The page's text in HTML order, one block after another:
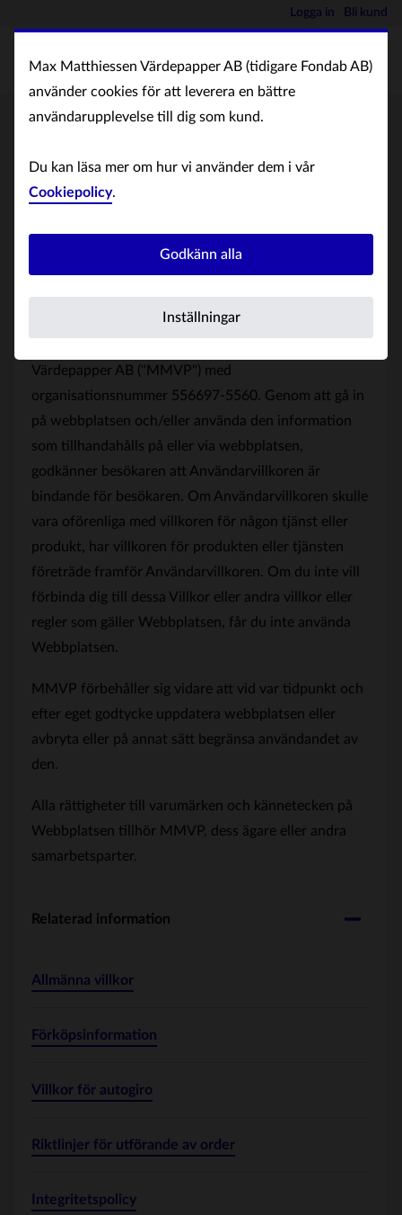
Logga in Bli kund
Användarvillkor
samarbete med Max Matthiessen
Värdepapper AB ("MMVP") med
organisationsnummer 556697-5560. Genom att gå in
på webbplatsen och/eller använda den information
som tillhandahålls på eller via webbplatsen,
godkänner besökaren att Användarvillkoren är
bindande för besökaren. Om Användarvillkoren skulle
vara oförenliga med villkoren för någon tjänst eller
produkt, har villkoren för produkten eller tjänsten
företräde framför Användarvillkoren. Om du inte vill
förbinda dig till dessa Villkor eller andra villkor eller
regler som gäller Webbplatsen, får du inte använda
Webbplatsen.
MMVP förbehåller sig vidare att vid var tidpunkt och
efter eget godtycke uppdatera webbplatsen eller
avbryta eller på annat sätt begränsa användandet av
den.
Alla rättigheter till varumärken och kännetecken på
Webbplatsen tillhör MMVP, dess ägare eller andra
samarbetsparter.
Relaterad information
Allmänna villkor
Förköpsinformation
Villkor för autogiro
Riktlinjer för utförande av order
Integritetspolicy
Max Matthiessen Värdepapper AB (tidigare Fondab AB)
använder cookies för att leverera en bättre
användarupplevelse till dig som kund.
Du kan läsa mer om hur vi använder dem i vår
Cookiepolicy.
Godkänn alla
Inställningar